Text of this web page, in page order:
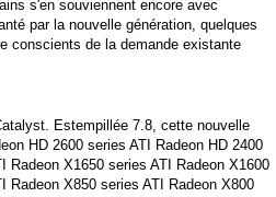
s'en souviennent encore avec
par la nouvelle génération, quelques
conscients de la demande existante
Estempillée 7.8, cette nouvelle
HD 2600 series ATI Radeon HD 2400
Radeon X1650 series ATI Radeon X1600
Radeon X850 series ATI Radeon X800